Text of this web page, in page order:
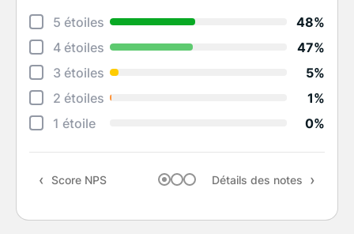
5 étoiles
48%
4 étoiles
47%
3 étoiles
5%
2 étoiles
1%
1 étoile
0%
Score NPS Détails des notes